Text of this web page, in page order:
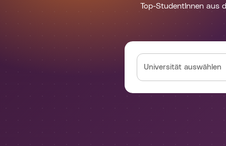
Top-StudentInnen aus
Universität auswählen